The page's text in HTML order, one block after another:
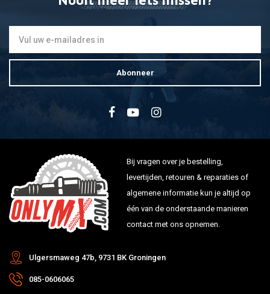
Abonneer
Bij vragen over je bestelling,
levertijden, retouren & reparaties of
algemene informatie kun je altijd op
één van de onderstaande manieren
contact met ons opnemen.
Ulgersmaweg 47b, 9731 BK Groningen
085-0606065